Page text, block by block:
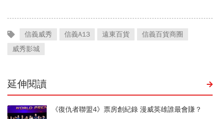
信義威秀 信義A13 遠東百貨
信義百貨商圈
威秀影城
延伸閱讀
《復仇者聯盟4》票房創紀錄 漫威英雄誰最會賺？